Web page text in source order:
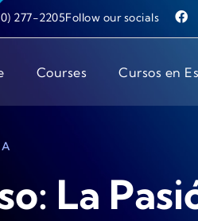
277-2205Follow our socials
Courses Cursos en
La